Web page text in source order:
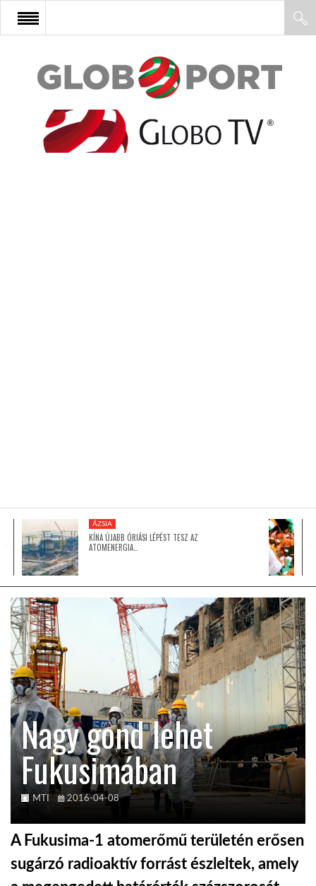
FŐOLDAL
AFRIKA
GLOBOTV BP
HÍR3D
TROPICALMAGAZIN
GLOBOTV
AFRIKA TUDÁSTÁR
A NAP SZÉPE
LINKTR.EE
ÁZSIA
KÍNA ÚJABB ÓRIÁSI LÉPÉST TESZ AZ
ATOMENERGIA…
Nagy gond lehet
Fukusimában
MTI 2016-04-08
A Fukusima-1 atomerőmű területén erősen
sugárzó radioaktív forrást észleltek, amely